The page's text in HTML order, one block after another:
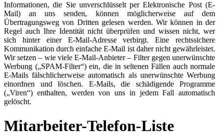
Informationen, die Sie unverschlüsselt per Elektronische Post (E-
Mail) an uns senden, können möglicherweise auf dem
Übertragungsweg von Dritten gelesen werden. Wir können in der
Regel auch Ihre Identität nicht überprüfen und wissen nicht, wer
sich hinter einer E-Mail-Adresse verbirgt. Eine rechtssichere
Kommunikation durch einfache E-Mail ist daher nicht gewährleistet.
Wir setzen – wie viele E-Mail-Anbieter – Filter gegen unerwünschte
Werbung („SPAM-Filter“) ein, die in seltenen Fällen auch normale
E-Mails fälschlicherweise automatisch als unerwünschte Werbung
einordnen und löschen. E-Mails, die schädigende Programme
(„Viren“) enthalten, werden von uns in jedem Fall automatisch
gelöscht.
Mitarbeiter-Telefon-Liste